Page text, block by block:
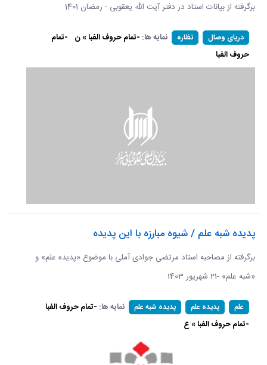
برگرفته از بیانات استاد در دفتر آیت الله یعقوبی - رمضان 1401
دریای وصال نظاره نمایه ها: -تمام حروف الفبا » ن -تمام
حروف الفبا
پدیده شبه علم / شیوه مبارزه با این پدیده
برگرفته از مصاحبه استاد مرتضی جوادی آملی با موضوع «پدیده علم» و
«شبه علم» -21 شهریور 1403
علم پدیده علم پدیده شبه علم نمایه ها: -تمام حروف الفبا
-تمام حروف الفبا » ع